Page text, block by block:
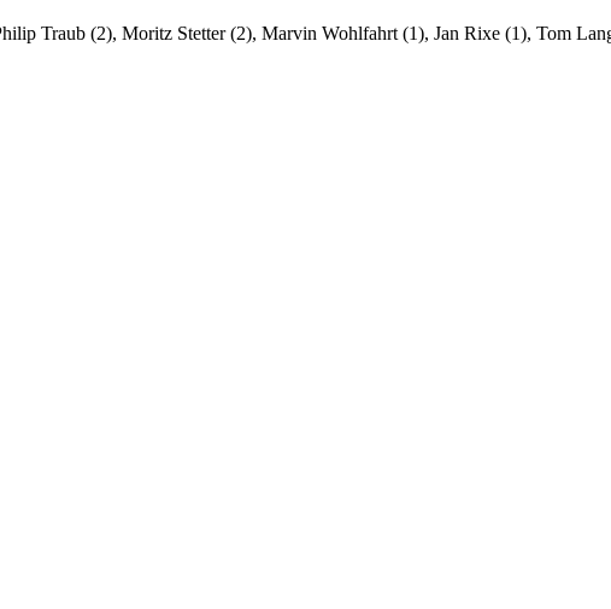
Traub (2), Moritz Stetter (2), Marvin Wohlfahrt (1), Jan Rixe (1), Tom